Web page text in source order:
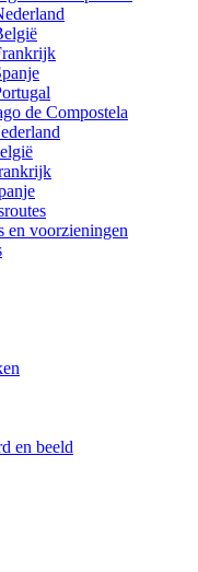
de Compostela
en voorzieningen
en beeld